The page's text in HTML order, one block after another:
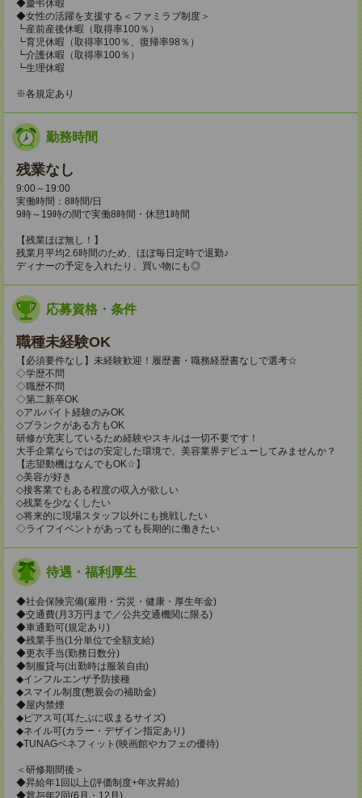
◆慶弔休暇
◆女性の活躍を支援する＜ファミラブ制度＞
┗産前産後休暇（取得率100％）
┗育児休暇（取得率100％、復帰率98％）
┗介護休暇（取得率100％）
┗生理休暇
※各規定あり
勤務時間
残業なし
9:00～19:00
実働時間：8時間/日
9時～19時の間で実働8時間・休憩1時間
【残業ほぼ無し！】
残業月平均2.6時間のため、ほぼ毎日定時で退勤♪
ディナーの予定を入れたり、買い物にも◎
応募資格・条件
職種未経験OK
【必須要件なし】未経験歓迎！履歴書・職務経歴書なしで選考☆
◇学歴不問
◇職歴不問
◇第二新卒OK
◇アルバイト経験のみOK
◇ブランクがある方もOK
研修が充実しているため経験やスキルは一切不要です！
大手企業ならではの安定した環境で、美容業界デビューしてみませんか？
【志望動機はなんでもOK☆】
◇美容が好き
◇接客業でもある程度の収入が欲しい
◇残業を少なくしたい
◇将来的に現場スタッフ以外にも挑戦したい
◇ライフイベントがあっても長期的に働きたい
待遇・福利厚生
◆社会保険完備(雇用・労災・健康・厚生年金)
◆交通費(月3万円まで／公共交通機関に限る)
◆車通勤可(規定あり)
◆残業手当(1分単位で全額支給)
◆更衣手当(勤務日数分)
◆制服貸与(出勤時は服装自由)
◆インフルエンザ予防接種
◆スマイル制度(懇親会の補助金)
◆屋内禁煙
◆ピアス可(耳たぶに収まるサイズ)
◆ネイル可(カラー・デザイン指定あり)
◆TUNAGベネフィット(映画館やカフェの優待)
＜研修期間後＞
◆昇給年1回以上(評価制度+年次昇給)